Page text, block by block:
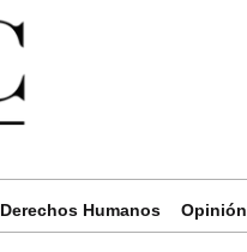
Derechos Humanos Opinión